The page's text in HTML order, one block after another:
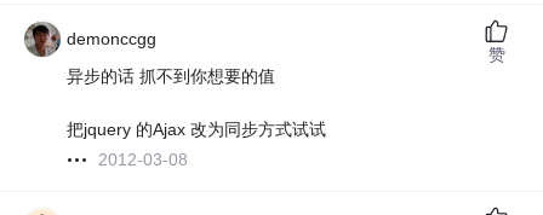
demonccgg
异步的话 抓不到你想要的值
把jquery 的Ajax 改为同步方式试试
2012-03-08
赞